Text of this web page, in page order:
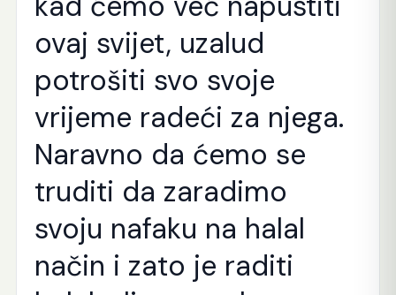
ovaj svijet, uzalud
potrošiti svo svoje
vrijeme radeći za njega.
Naravno da ćemo se
truditi da zaradimo
svoju nafaku na halal
način i zato je raditi